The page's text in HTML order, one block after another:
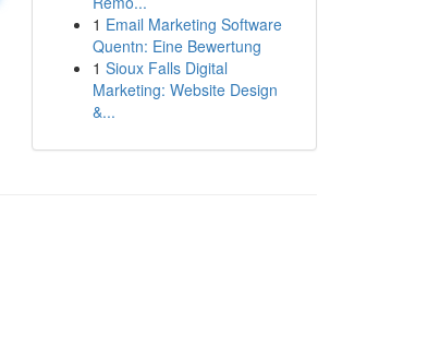
1 Email Marketing Software
Quentn: Eine Bewertung
1 Sioux Falls Digital
Marketing: Website Design
&...